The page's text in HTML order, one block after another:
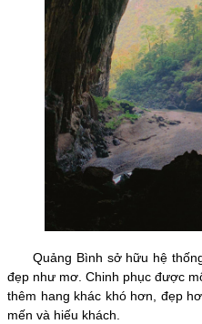
Quảng Bình sở hữu hệ thống
đẹp như mơ. Chinh phục được
thêm hang khác khó hơn, đẹp
mến và hiếu khách.